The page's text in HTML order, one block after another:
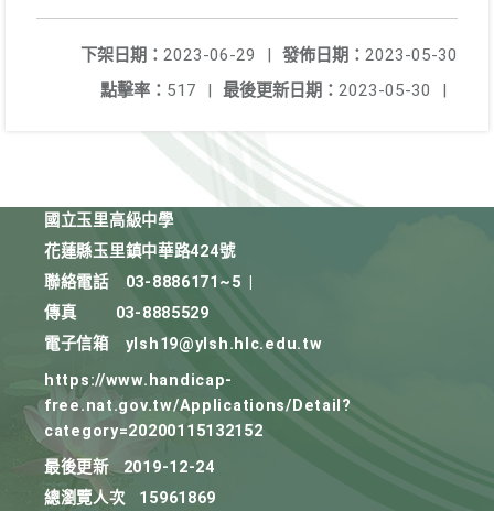
發佈日期： 2023-05-30
下架日期： 2023-06-29
|
最後更新日期： 2023-05-30 |
點擊率： 517 |
國立玉里高級中學
花蓮縣玉里鎮中華路424號
聯絡電話
03-8886171~5
傳真
03-8885529
電子信箱
ylsh19@ylsh.hlc.edu.tw
https://www.handicap-
free.nat.gov.tw/Applications/Detail?
category=20200115132152
最後更新
2019-12-24
總瀏覽人次
15961869